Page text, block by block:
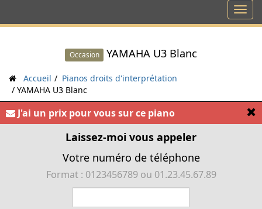
Occasion YAMAHA U3 Blanc
Accueil
Pianos droits d'interprétation
YAMAHA U3 Blanc
« Rare piano droit YAMAHA U3 1.30m Blanc »
J'ai un prix pour vous sur ce piano
Laissez-moi vous appeler
Votre numéro de téléphone
Format : 0123456789 ou 01.23.45.67.89